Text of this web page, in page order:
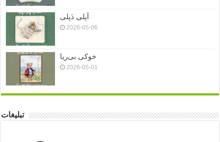
اَپلی دَپلی
2026-05-06
خوکی بی‌ریا
2026-05-01
تبلیغات